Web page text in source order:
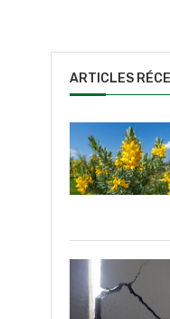
ARTICLES